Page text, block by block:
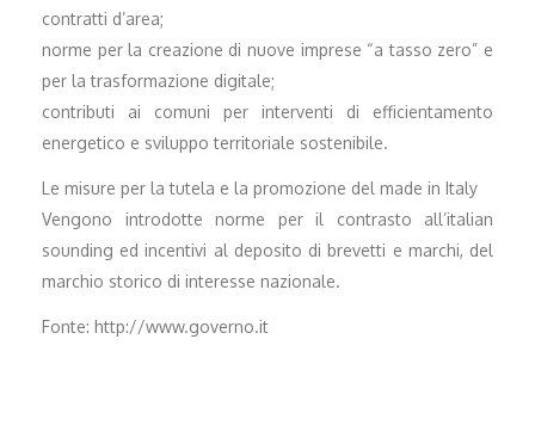
contratti d’area;
norme per la creazione di nuove imprese “a tasso zero” e
per la trasformazione digitale;
contributi ai comuni per interventi di efficientamento
energetico e sviluppo territoriale sostenibile.
Le misure per la tutela e la promozione del made in Italy
Vengono introdotte norme per il contrasto all’italian
sounding ed incentivi al deposito di brevetti e marchi, del
marchio storico di interesse nazionale.
Fonte: http://www.governo.it